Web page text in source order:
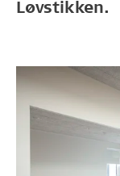
Løvstikken.